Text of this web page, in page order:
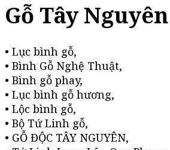
Gỗ Tây Nguyên
• Lục bình gỗ,
• Bình Gỗ Nghệ Thuật,
• Bình gỗ phay,
• Lục bình gỗ hương,
• Lộc bình gỗ,
• Bộ Tứ Linh gỗ,
• GỖ ĐỘC TÂY NGUYÊN,